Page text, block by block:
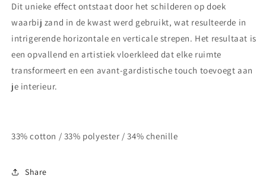
Dit unieke effect ontstaat door het schilderen op doek
waarbij zand in de kwast werd gebruikt, wat resulteerde in
intrigerende horizontale en verticale strepen. Het resultaat is
een opvallend en artistiek vloerkleed dat elke ruimte
transformeert en een avant-gardistische touch toevoegt aan
je interieur.
33% cotton / 33% polyester / 34% chenille
Share